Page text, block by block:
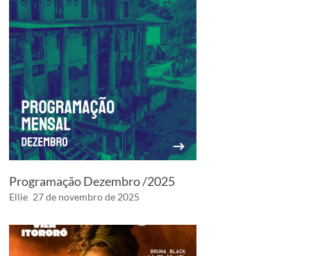
Programação Dezembro /2025
Ellie 27 de novembro de 2025